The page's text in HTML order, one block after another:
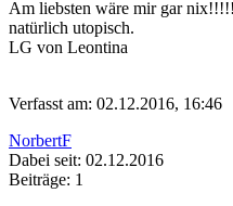
Am liebsten wäre mir gar
natürlich utopisch.
LG von Leontina
Verfasst am: 02.12.2016, 16:46
NorbertF
Dabei seit: 02.12.2016
Beiträge: 1